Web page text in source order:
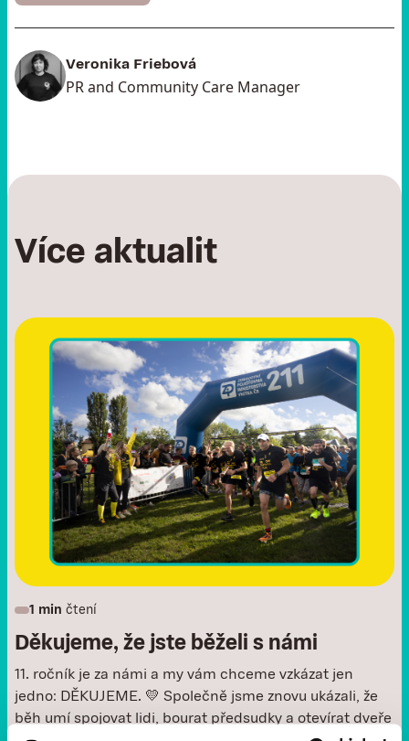
Veronika Friebová
PR and Community Care Manager
Více aktualit
1 min čtení
Děkujeme, že jste běželi s námi
11. ročník je za námi a my vám chceme vzkázat jen
jedno: DĚKUJEME. 💛 Společně jsme znovu ukázali, že
běh umí spojovat lidi, bourat předsudky a otevírat dveře